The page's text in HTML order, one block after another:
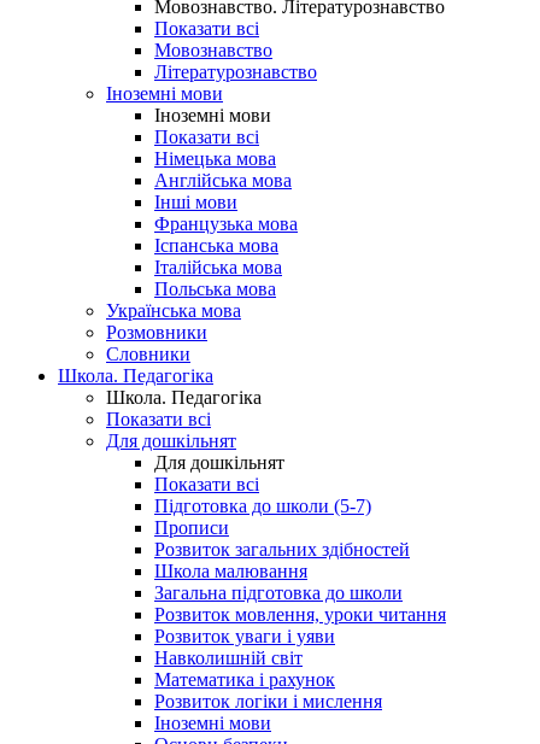
Мовознавство. Літературознавство
Показати всі
Мовознавство
Літературознавство
Іноземні мови
Іноземні мови
Показати всі
Німецька мова
Англійська мова
Інші мови
Французька мова
Іспанська мова
Італійська мова
Польська мова
Українська мова
Розмовники
Словники
Школа. Педагогіка
Школа. Педагогіка
Показати всі
Для дошкільнят
Для дошкільнят
Показати всі
Підготовка до школи (5-7)
Прописи
Розвиток загальних здібностей
Школа малювання
Загальна підготовка до школи
Розвиток мовлення, уроки читання
Розвиток уваги і уяви
Навколишній світ
Математика і рахунок
Розвиток логіки і мислення
Іноземні мови